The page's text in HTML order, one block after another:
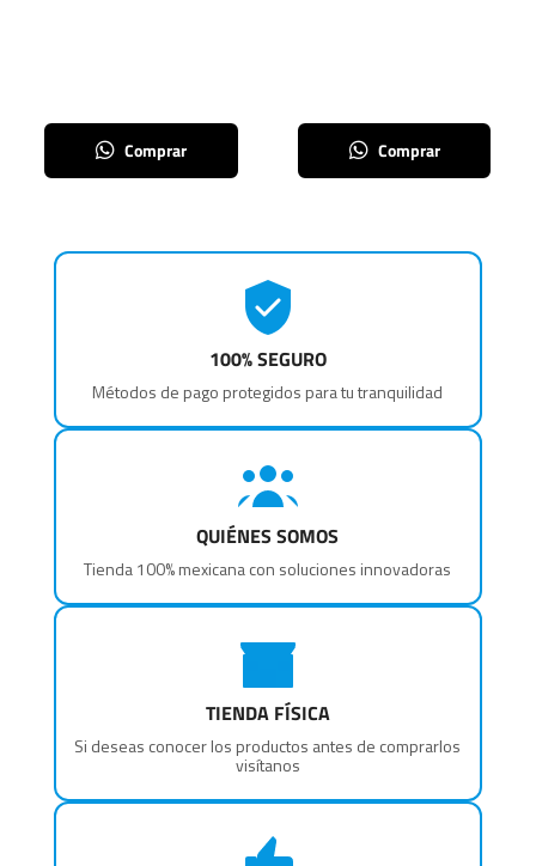
Comprar Comprar
100% SEGURO
Métodos de pago protegidos para tu tranquilidad
QUIÉNES SOMOS
Tienda 100% mexicana con soluciones innovadoras
TIENDA FÍSICA
Si deseas conocer los productos antes de comprarlos
visítanos